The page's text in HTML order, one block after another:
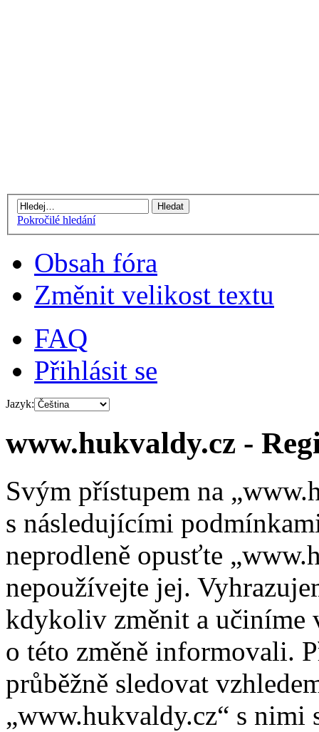
Pokročilé hledání
Obsah fóra
Změnit velikost textu
FAQ
Přihlásit se
Jazyk:
www.hukvaldy.cz -
Svým přístupem na
s následujícími
neprodleně opusťte
nepoužívejte jej.
kdykoliv změnit a učiníme
o této změně informovali.
průběžně sledovat
„www.hukvaldy.cz“ s nimi